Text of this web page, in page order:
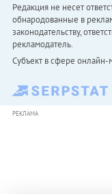
Редакция не несет
обнародованные в
законодательству,
рекламодатель.
Субъект в сфере
РЕКЛАМА